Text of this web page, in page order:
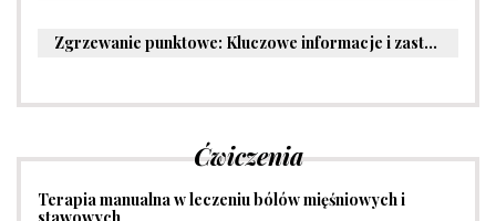
Zgrzewanie punktowe: Kluczowe informacje i zastosowania w przemyśle
Ćwiczenia
Terapia manualna w leczeniu bólów mięśniowych i